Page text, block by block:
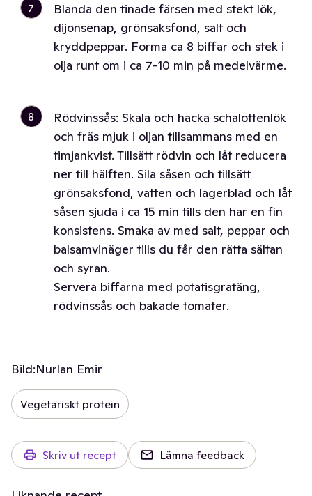
7
Blanda den tinade färsen med stekt lök,
dijonsenap, grönsaksfond, salt och
kryddpeppar. Forma ca 8 biffar och stek i
olja runt om i ca 7-10 min på medelvärme.
8
Rödvinssås: Skala och hacka schalottenlök
och fräs mjuk i oljan tillsammans med en
timjankvist. Tillsätt rödvin och låt reducera
ner till hälften. Sila såsen och tillsätt
grönsaksfond, vatten och lagerblad och låt
såsen sjuda i ca 15 min tills den har en fin
konsistens. Smaka av med salt, peppar och
balsamvinäger tills du får den rätta sältan
och syran.
Servera biffarna med potatisgratäng,
rödvinssås och bakade tomater.
Bild:Nurlan Emir
Vegetariskt protein
Skriv ut recept Lämna feedback